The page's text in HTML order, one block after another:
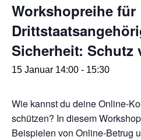
Workshopreihe für
Sicherheit: Schutz
15 Januar 14:00 - 15:30
Wie kannst du deine Online-
schützen? In diesem
Beispielen von Online-Betrug